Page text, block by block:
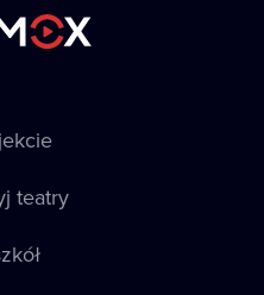
teatry